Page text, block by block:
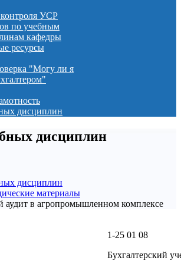
УСР
по учебным
кафедры
ресурсы
"Могу ли я
дисциплин
дисциплин
дисциплин
материалы
аудит в агропромышленном комплексе
1-25 01 08
Бухгалтерский